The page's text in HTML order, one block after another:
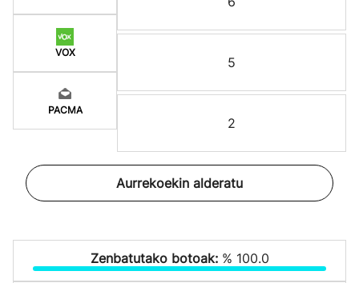
VOX
PACMA
5
2
Aurrekoekin alderatu
Zenbatutako botoak: % 100.0